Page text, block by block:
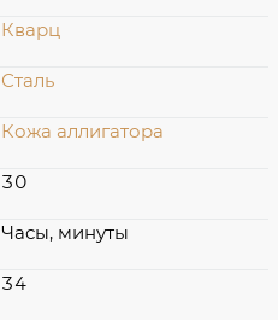
Кварц
Сталь
Кожа аллигатора
30
Часы, минуты
34